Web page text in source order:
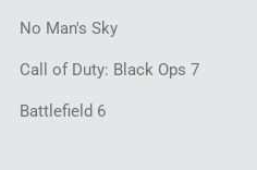
No Man's Sky
Call of Duty: Black Ops 7
Battlefield 6